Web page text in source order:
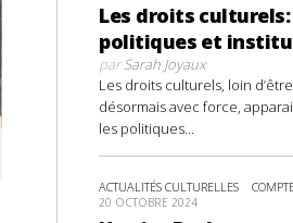
Les droits
politiques et
parSarah Joyaux
Les droits culturels, loin
désormais avec force,
les politiques...
ACTUALITÉS CULTURELLES
20 OCTOBRE 2024